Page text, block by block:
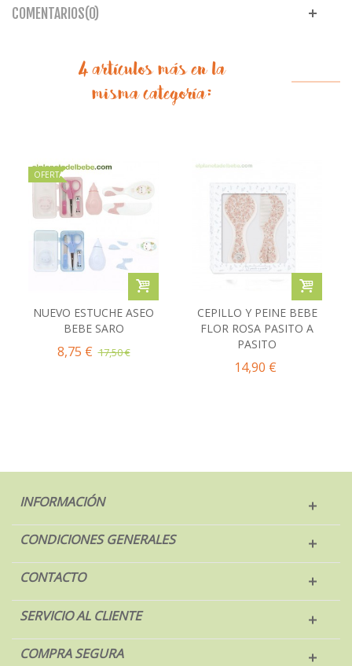
COMENTARIOS(0)
4 artículos más en la
misma categoría:
OFERTA
NUEVO ESTUCHE ASEO
BEBE SARO
8,75 € 17,50 €
CEPILLO Y PEINE BEBE
FLOR ROSA PASITO A
PASITO
14,90 €
INFORMACIÓN
CONDICIONES GENERALES
CONTACTO
SERVICIO AL CLIENTE
COMPRA SEGURA